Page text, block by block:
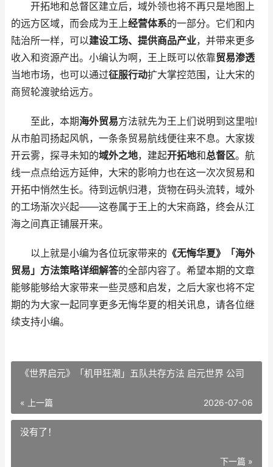
开拓地和总督区建立后，域外领也将不再只是地图上
的远方区域，而会成为王上经营体系的一部分。它们和内
陆治所一样，可以建设工场、提供商品产业，并带来更多
收入和资源产出。小编认为啊，王上既可以依靠贸易渗透
当地市场，也可以通过征服行动扩大掌控范围，让大宋的
商贸轮渡驶给远方。
至此，本期海外贸易方法就先为王上们说明到这里啦!
从市舶司扬起风帆，一条条贸易航线便往来不息。大家拨
开云雾，探寻未知的域外之地，建起开拓地和总督区。航
线一点点给远方延伸，大宋的影响力也在这一次次贸易和
开拓中悄然生长。待到远帆归港，货物在码头流转，域外
的工场渐次兴起——这卷属于王上的大宋商路，终会从江
海之间真正铺展开来。
以上就是小编为各位玩家带来的 《无悔华夏》「海外
贸易」方法策略详细解答的全部内容了。希望本期的文章
能够能够给大家带来一些灵感和启发，之后大家也将不定
期的为大家一起同享更多无悔华夏的相关讯息，请各位继
续支持小编。
《世界启元》「机甲狂潮」五队共存方法 启元世界 公司
« 上一篇 2026-07-06
没有了！
下一篇 »